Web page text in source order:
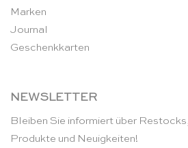
Marken
Journal
Geschenkkarten
NEWSLETTER
Bleiben Sie informiert über
Produkte und Neuigkeiten!